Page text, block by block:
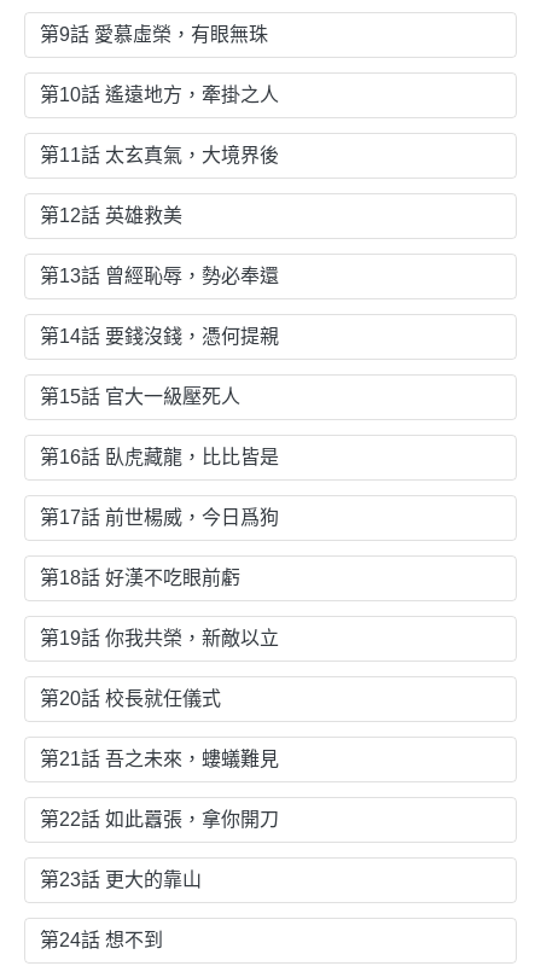
第9話 愛慕虛榮，有眼無珠
第10話 遙遠地方，牽掛之人
第11話 太玄真氣，大境界後
第12話 英雄救美
第13話 曾經恥辱，勢必奉還
第14話 要錢沒錢，憑何提親
第15話 官大一級壓死人
第16話 臥虎藏龍，比比皆是
第17話 前世楊威，今日爲狗
第18話 好漢不吃眼前虧
第19話 你我共榮，新敵以立
第20話 校長就任儀式
第21話 吾之未來，螻蟻難見
第22話 如此囂張，拿你開刀
第23話 更大的靠山
第24話 想不到